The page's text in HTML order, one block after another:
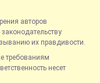
авторов
их правдивости.
требованиям
несет